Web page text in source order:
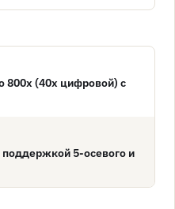
800x (40x цифровой) с
поддержкой 5-осевого и